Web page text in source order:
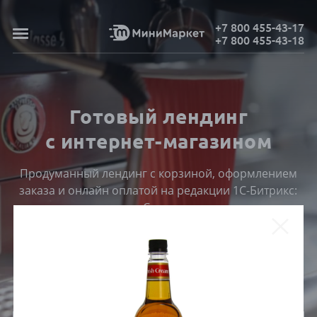
+7 800 455-43-17
+7 800 455-43-18
Готовый лендинг
с интернет-магазином
Продуманный лендинг с корзиной, оформлением
заказа и онлайн оплатой на редакции 1С-Битрикс:
Старт
ПОСМОТРЕТЬ КАТАЛОГ